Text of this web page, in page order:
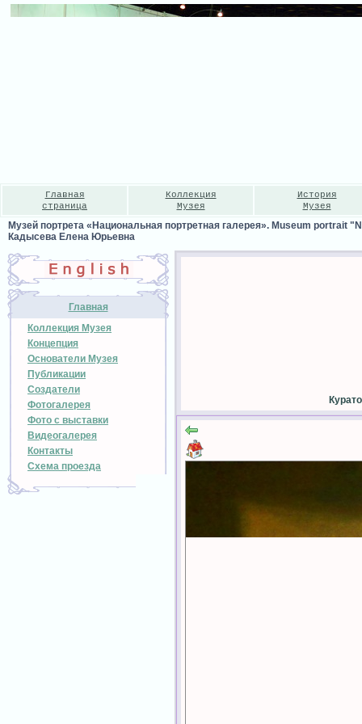
Главная
страница
Коллекция
Музея
История
Музея
Музей портрета «Национальная портретная галерея». Museum portrait
Кадысева Елена Юрьевна
Главная
Коллекция Музея
Концепция
Основатели Музея
Публикации
Создатели
Фотогалерея
Фото с выставки
Видеогалерея
Контакты
Схема проезда